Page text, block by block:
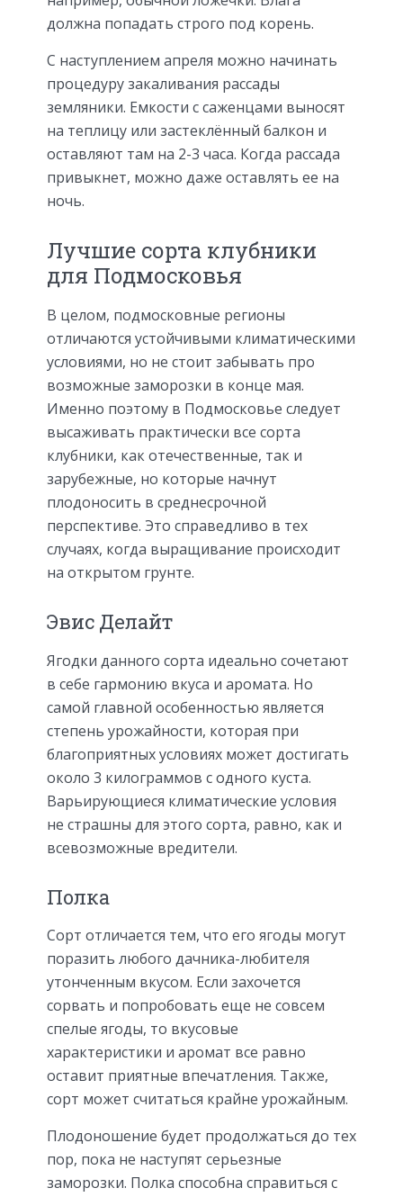
должна попадать строго под корень.
С наступлением апреля можно начинать
процедуру закаливания рассады
земляники. Емкости с саженцами выносят
на теплицу или застеклённый балкон и
оставляют там на 2-3 часа. Когда рассада
привыкнет, можно даже оставлять ее на
ночь.
Лучшие сорта клубники
для Подмосковья
В целом, подмосковные регионы
отличаются устойчивыми климатическими
условиями, но не стоит забывать про
возможные заморозки в конце мая.
Именно поэтому в Подмосковье следует
высаживать практически все сорта
клубники, как отечественные, так и
зарубежные, но которые начнут
плодоносить в среднесрочной
перспективе. Это справедливо в тех
случаях, когда выращивание происходит
на открытом грунте.
Эвис Делайт
Ягодки данного сорта идеально сочетают
в себе гармонию вкуса и аромата. Но
самой главной особенностью является
степень урожайности, которая при
благоприятных условиях может достигать
около 3 килограммов с одного куста.
Варьирующиеся климатические условия
не страшны для этого сорта, равно, как и
всевозможные вредители.
Полка
Сорт отличается тем, что его ягоды могут
поразить любого дачника-любителя
утонченным вкусом. Если захочется
сорвать и попробовать еще не совсем
спелые ягоды, то вкусовые
характеристики и аромат все равно
оставит приятные впечатления. Также,
сорт может считаться крайне урожайным.
Плодоношение будет продолжаться до тех
пор, пока не наступят серьезные
заморозки. Полка способна справиться с